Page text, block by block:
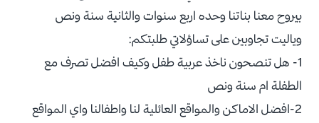
بيروح معنا بناتنا وحده اربع سنوات والثانية سنة ونص
وياليت تجاوبين على تساؤلاتي طلبتكم:
1- هل تنصحون ناخذ عربية طفل وكيف افضل تصرف مع
الطفلة ام سنة ونص
2-افضل الاماكن والمواقع العائلية لنا واطفالنا واي المواقع